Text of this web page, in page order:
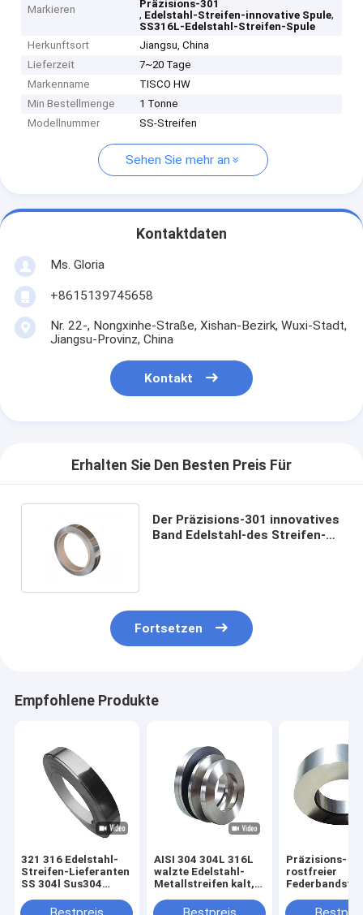
Markieren
Präzisions-301
, Edelstahl-Streifen-innovative Spule,
SS316L-Edelstahl-Streifen-Spule
Herkunftsort
Jiangsu, China
Lieferzeit
7~20 Tage
Markenname
TISCO HW
Min Bestellmenge
1 Tonne
Modellnummer
SS-Streifen
Sehen Sie mehr an
Kontaktdaten
Ms. Gloria
+8615139745658
Nr. 22-, Nongxinhe-Straße, Xishan-Bezirk, Wuxi-Stadt,
Jiangsu-Provinz, China
Kontakt
Erhalten Sie Den Besten Preis Für
Der Präzisions-301 innovatives
Band Edelstahl-des Streifen-
Fortsetzen
Empfohlene Produkte
321 316 Edelstahl-
Streifen-Lieferanten
SS 304l Sus304
beendete
AISI 304 304L 316L
walzte Edelstahl-
Metallstreifen kalt,
auf Lager
Präzisions-
rostfreier
309s 631